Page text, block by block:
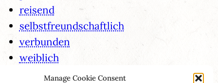
Manage Cookie Consent
reisend
selbstfreundschaftlich
verbunden
weiblich